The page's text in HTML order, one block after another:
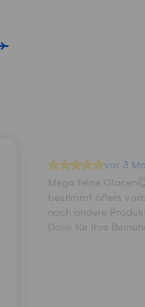
vor 3
Mega feine
bestimmt öfters
noch andere
Dank für Ihre